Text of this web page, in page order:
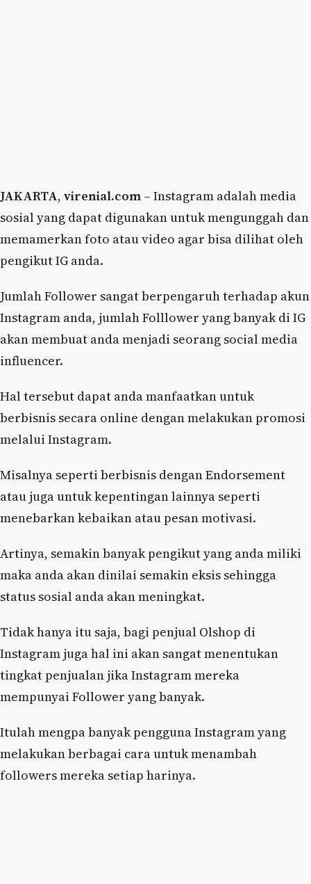
JAKARTA, virenial.com – Instagram adalah media
sosial yang dapat digunakan untuk mengunggah dan
memamerkan foto atau video agar bisa dilihat oleh
pengikut IG anda.
Jumlah Follower sangat berpengaruh terhadap akun
Instagram anda, jumlah Folllower yang banyak di IG
akan membuat anda menjadi seorang social media
influencer.
Hal tersebut dapat anda manfaatkan untuk
berbisnis secara online dengan melakukan promosi
melalui Instagram.
Misalnya seperti berbisnis dengan Endorsement
atau juga untuk kepentingan lainnya seperti
menebarkan kebaikan atau pesan motivasi.
Artinya, semakin banyak pengikut yang anda miliki
maka anda akan dinilai semakin eksis sehingga
status sosial anda akan meningkat.
Tidak hanya itu saja, bagi penjual Olshop di
Instagram juga hal ini akan sangat menentukan
tingkat penjualan jika Instagram mereka
mempunyai Follower yang banyak.
Itulah mengpa banyak pengguna Instagram yang
melakukan berbagai cara untuk menambah
followers mereka setiap harinya.